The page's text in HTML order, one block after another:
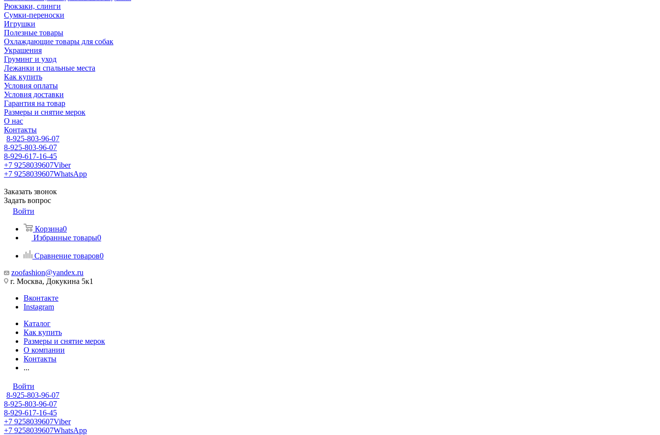
Рюкзаки, слинги
Сумки-переноски
Игрушки
Полезные товары
Охлаждающие товары для собак
Украшения
Груминг и уход
Лежанки и спальные места
Как купить
Условия оплаты
Условия доставки
Гарантия на товар
Размеры и снятие мерок
О нас
Контакты
8-925-803-96-07
8-925-803-96-07
8-929-617-16-45
+7 9258039607Viber
+7 9258039607WhatsApp
Заказать звонок
Задать вопрос
Войти
Корзина0
Избранные товары0
Сравнение товаров0
zoofashion@yandex.ru
г. Москва, Докукина 5к1
Вконтакте
Instagram
Каталог
Как купить
Размеры и снятие мерок
О компании
Контакты
...
Войти
8-925-803-96-07
8-925-803-96-07
8-929-617-16-45
+7 9258039607Viber
+7 9258039607WhatsApp